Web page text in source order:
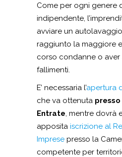
Come per ogni genere
indipendente,
avviare un
raggiunto la maggiore
corso condanne o
fallimenti.
E’ necessaria l’apertura
che va ottenuta presso
Entrate, mentre dovrà
apposita iscrizione al
Imprese presso la
competente per